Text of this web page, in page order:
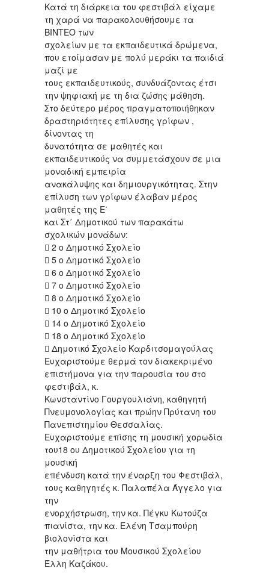
Κατά τη διάρκεια του φεστιβάλ είχαμε
τη χαρά να παρακολουθήσουμε τα
ΒΙΝΤΕΟ των
σχολείων με τα εκπαιδευτικά δρώμενα,
που ετοίμασαν με πολύ μεράκι τα παιδιά
μαζί με
τους εκπαιδευτικούς, συνδυάζοντας έτσι
την ψηφιακή με τη δια ζώσης μάθηση.
Στο δεύτερο μέρος πραγματοποιήθηκαν
δραστηριότητες επίλυσης γρίφων ,
δίνοντας τη
δυνατότητα σε μαθητές και
εκπαιδευτικούς να συμμετάσχουν σε μια
μοναδική εμπειρία
ανακάλυψης και δημιουργικότητας. Στην
επίλυση των γρίφων έλαβαν μέρος
μαθητές της Ε΄
και Στ΄ Δημοτικού των παρακάτω
σχολικών μονάδων:
 2 ο Δημοτικό Σχολείο
 5 ο Δημοτικό Σχολείο
 6 ο Δημοτικό Σχολείο
 7 ο Δημοτικό Σχολείο
 8 ο Δημοτικό Σχολείο
 10 ο Δημοτικό Σχολείο
 14 ο Δημοτικό Σχολείο
 18 ο Δημοτικό Σχολείο
 Δημοτικό Σχολείο Καρδιτσομαγούλας
Ευχαριστούμε θερμά τον διακεκριμένο
επιστήμονα για την παρουσία του στο
φεστιβάλ, κ.
Κωνσταντίνο Γουργουλιάνη, καθηγητή
Πνευμονολογίας και πρώην Πρύτανη του
Πανεπιστημίου Θεσσαλίας.
Ευχαριστούμε επίσης τη μουσική χορωδία
του18 ου Δημοτικού Σχολείου για τη
μουσική
επένδυση κατά την έναρξη του Φεστιβάλ,
τους καθηγητές κ. Παλαπέλα Άγγελο για
την
ενορχήστρωση, την κα. Πέγκυ Κωτούζα
πιανίστα, την κα. Ελένη Τσαμπούρη
βιολονίστα και
την μαθήτρια του Μουσικού Σχολείου
Έλλη Καζάκου.